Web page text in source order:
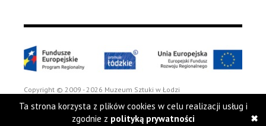
Copyright © 2009 - 2026 Muzeum Sztuki w Łodzi
Ta strona korzysta z plików cookies w celu realizacji usług i
zgodnie z polityką prywatności